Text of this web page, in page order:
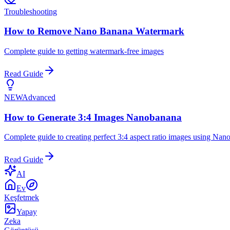
Troubleshooting
How to Remove Nano Banana Watermark
Complete guide to getting watermark-free images
Read Guide
NEWAdvanced
How to Generate 3:4 Images Nanobanana
Complete guide to creating perfect 3:4 aspect ratio images using
Read Guide
AI
Ev
Keşfetmek
Yapay
Zeka